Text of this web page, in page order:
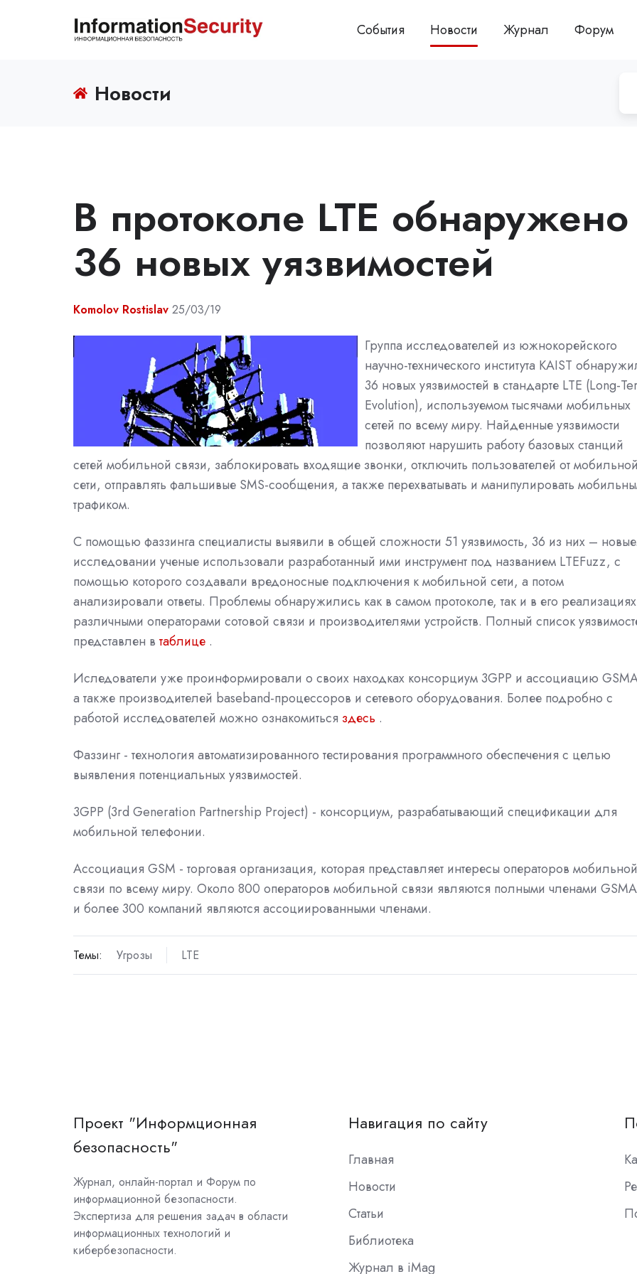
События Новости Журнал Форум
Новости
В протоколе LTE обнаружено
36 новых уязвимостей
Komolov Rostislav 25/03/19
Группа исследователей из южнокорейского
научно-технического института KAIST
36 новых уязвимостей в стандарте LTE (Long-
Evolution), используемом тысячами мобильных
сетей по всему миру. Найденные уязвимости
позволяют нарушить работу базовых станций
сетей мобильной связи, заблокировать входящие звонки, отключить пользователей от мобильной
сети, отправлять фальшивые SMS-сообщения, а также перехватывать и манипулировать
трафиком.
С помощью фаззинга специалисты выявили в общей сложности 51 уязвимость, 36 из них –
исследовании ученые использовали разработанный ими инструмент под названием LTEFuzz, с
помощью которого создавали вредоносные подключения к мобильной сети, а потом
анализировали ответы. Проблемы обнаружились как в самом протоколе, так и в его реализациях
различными операторами сотовой связи и производителями устройств. Полный список
представлен в таблице .
Иследователи уже проинформировали о своих находках консорциум 3GPP и ассоциацию
а также производителей baseband-процессоров и сетевого оборудования. Более подробно с
работой исследователей можно ознакомиться здесь .
Фаззинг - технология автоматизированного тестирования программного обеспечения с целью
выявления потенциальных уязвимостей.
3GPP (3rd Generation Partnership Project) - консорциум, разрабатывающий спецификации для
мобильной телефонии.
Ассоциация GSM - торговая организация, которая представляет интересы операторов мобильной
связи по всему миру. Около 800 операторов мобильной связи являются полными членами
и более 300 компаний являются ассоциированными членами.
Темы: Угрозы LTE
Проект "Информционная
безопасность"
Журнал, онлайн-портал и Форум по
информационной безопасности.
Экспертиза для решения задач в области
информационных технологий и
кибербезопасности.
Навигация по сайту
Главная
Новости
Статьи
Библиотека
Журнал в iMag